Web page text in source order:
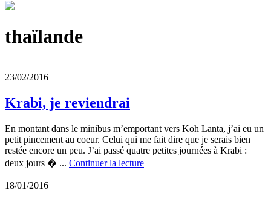
thaïlande
23/02/2016
Krabi, je reviendrai
En montant dans le minibus m’emportant vers Koh Lanta, j’ai eu un
petit pincement au coeur. Celui qui me fait dire que je serais bien
restée encore un peu. J’ai passé quatre petites journées à Krabi :
deux jours � ... Continuer la lecture
18/01/2016